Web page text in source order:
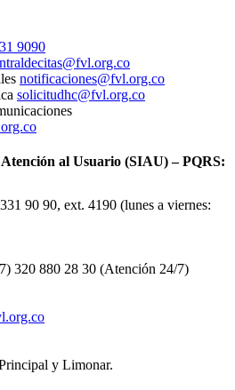
9090
notificaciones@fvl.org.co
solicitudhc@fvl.org.co
al Usuario (SIAU) – PQRS:
90 90, ext. 4190 (lunes a viernes:
320 880 28 30 (Atención 24/7)
y Limonar.